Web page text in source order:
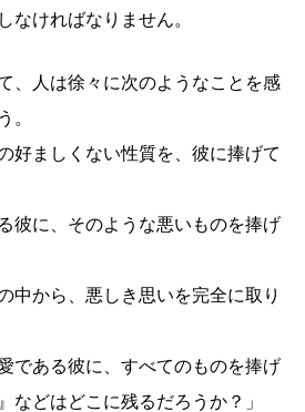
なければなりません。
、人は徐々に次のようなことを感
。
好ましくない性質を、彼に捧げて
彼に、そのような悪いものを捧げ
中から、悪しき思いを完全に取り
である彼に、すべてのものを捧げ
どはどこに残るだろうか？」